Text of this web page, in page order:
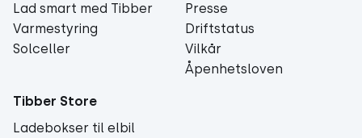
Lad smart med Tibber
Varmestyring
Solceller
Presse
Driftstatus
Vilkår
Åpenhetsloven
Tibber Store
Ladebokser til elbil